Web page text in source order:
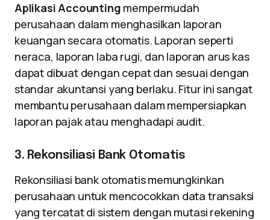
Aplikasi Accounting mempermudah
perusahaan dalam menghasilkan laporan
keuangan secara otomatis. Laporan seperti
neraca, laporan laba rugi, dan laporan arus kas
dapat dibuat dengan cepat dan sesuai dengan
standar akuntansi yang berlaku. Fitur ini sangat
membantu perusahaan dalam mempersiapkan
laporan pajak atau menghadapi audit.
3. Rekonsiliasi Bank Otomatis
Rekonsiliasi bank otomatis memungkinkan
perusahaan untuk mencocokkan data transaksi
yang tercatat di sistem dengan mutasi rekening